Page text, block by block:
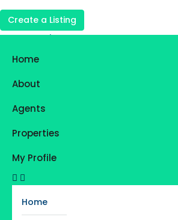
Create a Listing
Login
Home
About
Agents
Properties
My Profile
Home